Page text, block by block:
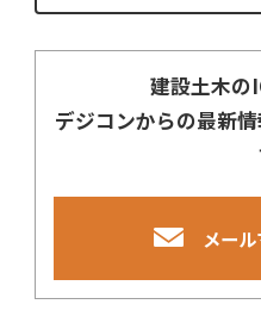
建設土木の
デジコンからの最新
メー